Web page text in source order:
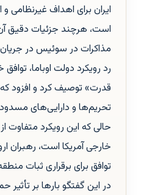
ایران برای اهداف غیرنظامی
است، هرچند جزئیات دقیق
مذاکرات در سوئیس در
رد رویکرد دولت اوباما،
قدرت» توصیف کرد و افزود که
تحریم‌ها و دارایی‌های
حالی که این رویکرد
خارجی آمریکا است، رهبران
توافق برای برقراری ثبات
در این گفتگو بارها بر تأثیر